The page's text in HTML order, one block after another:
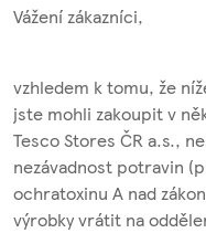
Vážení zákazníci,
vzhledem k tomu, že
jste mohli zakoupit v
Tesco Stores ČR a.s.,
nezávadnost potravin
ochratoxinu A nad
výrobky vrátit na